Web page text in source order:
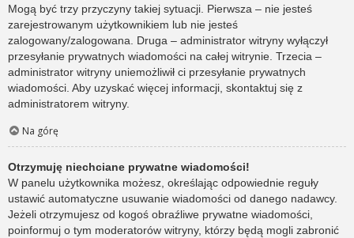
Mogą być trzy przyczyny takiej sytuacji. Pierwsza – nie jesteś
zarejestrowanym użytkownikiem lub nie jesteś
zalogowany/zalogowana. Druga – administrator witryny wyłączył
przesyłanie prywatnych wiadomości na całej witrynie. Trzecia –
administrator witryny uniemożliwił ci przesyłanie prywatnych
wiadomości. Aby uzyskać więcej informacji, skontaktuj się z
administratorem witryny.
Na górę
Otrzymuję niechciane prywatne wiadomości!
W panelu użytkownika możesz, określając odpowiednie reguły
ustawić automatyczne usuwanie wiadomości od danego nadawcy.
Jeżeli otrzymujesz od kogoś obraźliwe prywatne wiadomości,
poinformuj o tym moderatorów witryny, którzy będą mogli zabronić